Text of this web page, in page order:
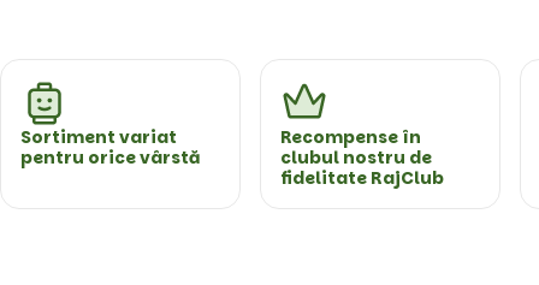
Sortiment variat
pentru orice vârstă
Recompense în
clubul nostru de
fidelitate RajClub